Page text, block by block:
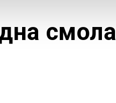
смола